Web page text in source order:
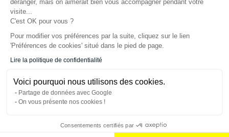
déranger, mais on aimerait bien vous accompagner pendant votre
visite...
C'est OK pour vous ?
Pour modifier vos préférences par la suite, cliquez sur le lien
'Préférences de cookies' situé dans le pied de page.
Lire la politique de confidentialité
Voici pourquoi nous utilisons des cookies.
Partage de données avec Google
On vous présente nos cookies !
Consentements certifiés par
AJOUTER AU PANIER
NOS SERVICES
INFORMATIONS
CONTACT